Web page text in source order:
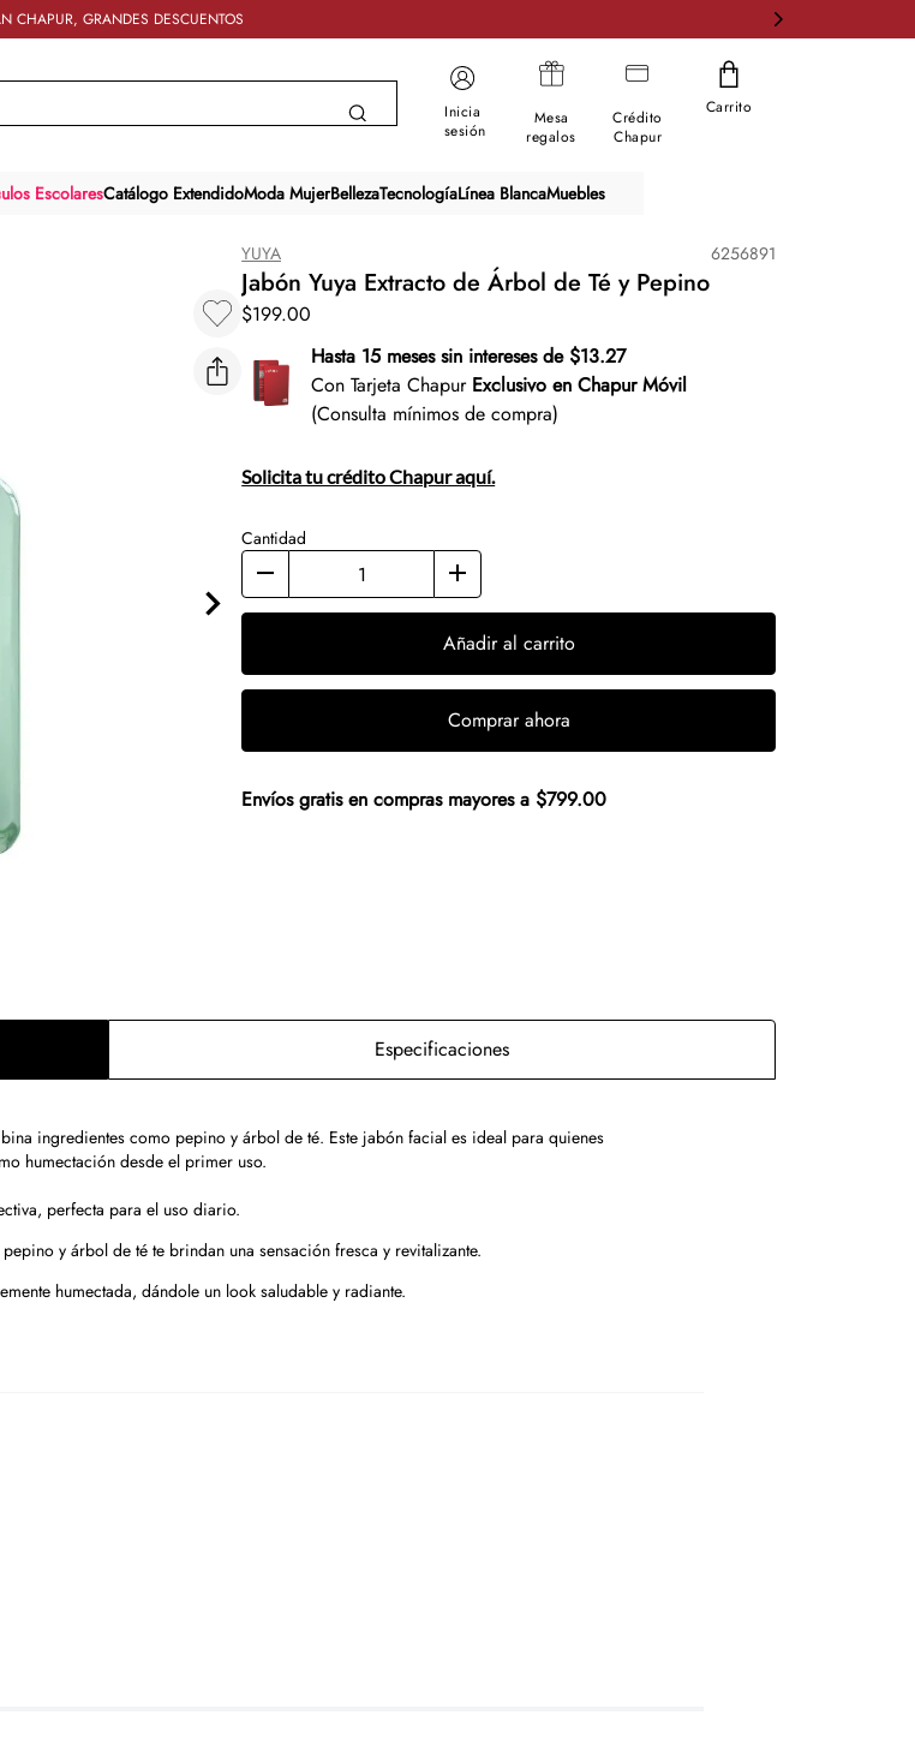
CHAPUR, GRANDES DESCUENTOS
Inicia
sesión
Mesa
regalos
Crédito
Chapur
Carrito
EscolaresCatálogo ExtendidoModa MujerBellezaTecnologíaLínea BlancaMuebles
YUYA 6256891
Jabón Yuya Extracto de Árbol de Té y Pepino
$199.00
Hasta 15 meses sin intereses de $13.27
Con Tarjeta Chapur Exclusivo en Chapur Móvil
(Consulta mínimos de compra)
Solicita tu crédito Chapur aquí.
Cantidad
Añadir al carrito
Comprar ahora
Envíos gratis en compras mayores a $799.00
Especificaciones
ingredientes como pepino y árbol de té. Este jabón facial es ideal para quienes
humectación desde el primer uso.
perfecta para el uso diario.
y árbol de té te brindan una sensación fresca y revitalizante.
humectada, dándole un look saludable y radiante.